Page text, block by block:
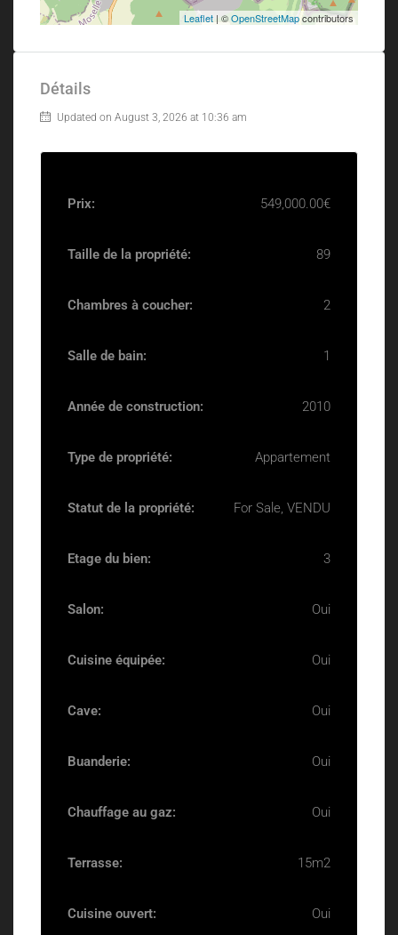
Leaflet | ©OpenStreetMapcontributors
Détails
Updated on August 3, 2026 at 10:36 am
Prix: 549,000.00€
Taille de la propriété: 89
Chambres à coucher: 2
Salle de bain: 1
Année de construction: 2010
Type de propriété: Appartement
Statut de la propriété: For Sale, VENDU
Etage du bien: 3
Salon: Oui
Cuisine équipée: Oui
Cave: Oui
Buanderie: Oui
Chauffage au gaz: Oui
Terrasse: 15m2
Cuisine ouvert: Oui